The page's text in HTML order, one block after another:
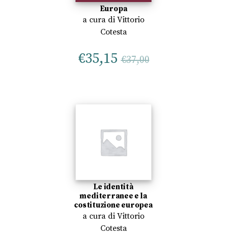
Europa
a cura di Vittorio
Cotesta
€35,15 €37,00
Le identità
mediterranee e la
costituzione europea
a cura di Vittorio
Cotesta